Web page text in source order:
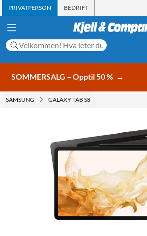
PRIVATPERSON BEDRIFT
SOMMERSALG – Opptil 50 % →
SAMSUNG GALAXY TAB S8